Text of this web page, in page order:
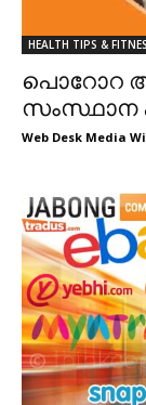
HEALTH TIPS &
പൊറോറ
സംസ്ഥാന
Web Desk Media